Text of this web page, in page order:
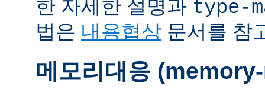
한 자세한 설명과 type-
법은 내용협상 문서를 참
메모리대응